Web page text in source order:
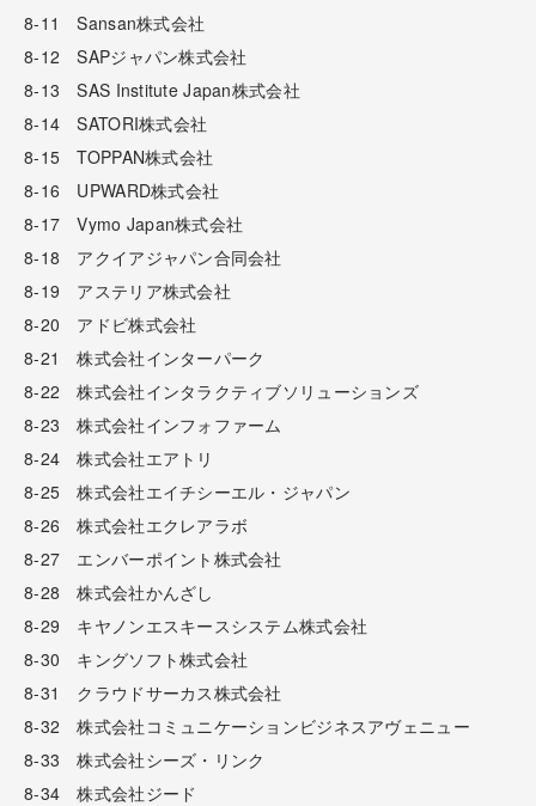
8-11 Sansan株式会社
8-12 SAPジャパン株式会社
8-13 SAS Institute Japan株式会社
8-14 SATORI株式会社
8-15 TOPPAN株式会社
8-16 UPWARD株式会社
8-17 Vymo Japan株式会社
8-18 アクイアジャパン合同会社
8-19 アステリア株式会社
8-20 アドビ株式会社
8-21 株式会社インターパーク
8-22 株式会社インタラクティブソリューションズ
8-23 株式会社インフォファーム
8-24 株式会社エアトリ
8-25 株式会社エイチシーエル・ジャパン
8-26 株式会社エクレアラボ
8-27 エンバーポイント株式会社
8-28 株式会社かんざし
8-29 キヤノンエスキースシステム株式会社
8-30 キングソフト株式会社
8-31 クラウドサーカス株式会社
8-32 株式会社コミュニケーションビジネスアヴェニュー
8-33 株式会社シーズ・リンク
8-34 株式会社ジード